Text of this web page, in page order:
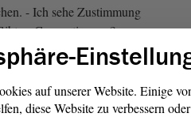
- Ich sehe Zustimmung
es Gegenstimmen? -
- Nein. Damit ist
in den
worden.
auf unserer Website. Einige
diese Website zu verbessern